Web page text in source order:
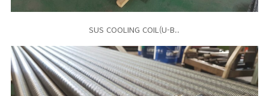
SUS COOLING COIL(U-B..